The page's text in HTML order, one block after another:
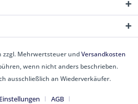
zzgl. Mehrwertsteuer undVersandkosten
wenn nicht anders beschrieben.
ausschließlich an Wiederverkäufer.
AGB